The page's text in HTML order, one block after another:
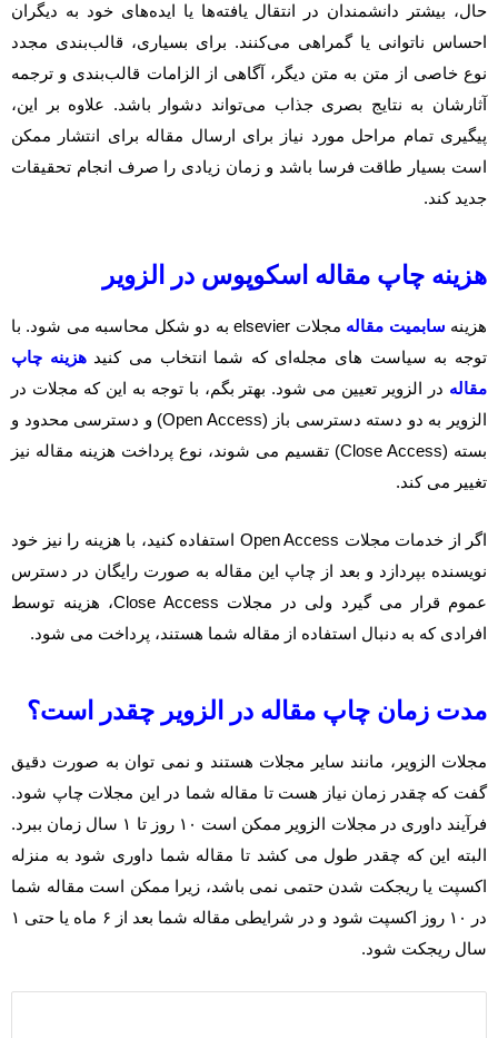
حال، بیشتر دانشمندان در انتقال یافته‌ها یا ایده‌های خود به دیگران
احساس ناتوانی یا گمراهی می‌کنند. برای بسیاری، قالب‌بندی مجدد
نوع خاصی از متن به متن دیگر، آگاهی از الزامات قالب‌بندی و ترجمه
آثارشان به نتایج بصری جذاب می‌تواند دشوار باشد. علاوه بر این،
پیگیری تمام مراحل مورد نیاز برای ارسال مقاله برای انتشار ممکن
است بسیار طاقت فرسا باشد و زمان زیادی را صرف انجام تحقیقات
جدید کند.
هزینه چاپ مقاله اسکوپوس در الزویر
هزينه سابمیت مقاله
مجلات elsevier به دو شکل محاسبه می شود. با
توجه به سیاست های مجله‌ای که شما انتخاب می کنیدهزینه چاپ
مقاله در الزویر تعیین می شود. بهتر بگم، با توجه به این که مجلات در
الزویر به دو دسته دسترسی باز (Open Access) و دسترسی محدود و
بسته (Close Access) تقسیم می شوند، نوع پرداخت هزینه مقاله نیز
تغییر می کند.
اگر از خدمات مجلات Open Access استفاده کنید، با هزینه را نیز خود
نویسنده بپردازد و بعد از چاپ این مقاله به صورت رایگان در دسترس
عموم قرار می گیرد ولی در مجلات Close Access، هزینه توسط
افرادی که به دنبال استفاده از مقاله شما هستند، پرداخت می شود.
مدت زمان چاپ مقاله در الزویر چقدر است؟
مجلات الزویر، مانند سایر مجلات هستند و نمی توان به صورت دقیق
گفت که چقدر زمان نیاز هست تا مقاله شما در این مجلات چاپ شود.
فرآیند داوری در مجلات الزویر ممکن است ۱۰ روز تا ۱ سال زمان ببرد.
البته این که چقدر طول می کشد تا مقاله شما داوری شود به منزله
اکسپت یا ریجکت شدن حتمی نمی باشد، زیرا ممکن است مقاله شما
در ۱۰ روز اکسپت شود و در شرایطی مقاله شما بعد از ۶ ماه یا حتی ۱
سال ریجکت شود.